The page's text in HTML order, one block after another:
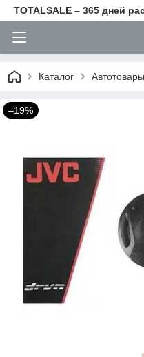
TOTALSALE – 365 дней
Каталог Автотовары
–19%